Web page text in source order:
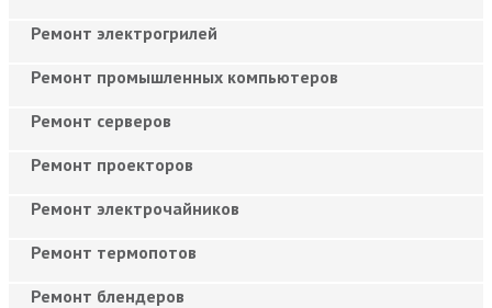
Ремонт электрогрилей
Ремонт промышленных компьютеров
Ремонт серверов
Ремонт проекторов
Ремонт электрочайников
Ремонт термопотов
Ремонт блендеров